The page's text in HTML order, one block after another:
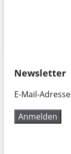
Newsletter
E-Mail-Adresse